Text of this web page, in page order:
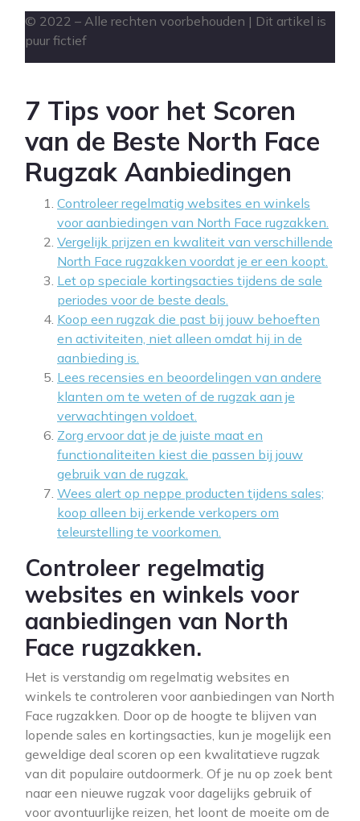
© 2022 – Alle rechten voorbehouden | Dit artikel is
puur fictief
7 Tips voor het Scoren
van de Beste North Face
Rugzak Aanbiedingen
Controleer regelmatig websites en winkels
voor aanbiedingen van North Face rugzakken.
Vergelijk prijzen en kwaliteit van verschillende
North Face rugzakken voordat je er een koopt.
Let op speciale kortingsacties tijdens de sale
periodes voor de beste deals.
Koop een rugzak die past bij jouw behoeften
en activiteiten, niet alleen omdat hij in de
aanbieding is.
Lees recensies en beoordelingen van andere
klanten om te weten of de rugzak aan je
verwachtingen voldoet.
Zorg ervoor dat je de juiste maat en
functionaliteiten kiest die passen bij jouw
gebruik van de rugzak.
Wees alert op neppe producten tijdens sales;
koop alleen bij erkende verkopers om
teleurstelling te voorkomen.
Controleer regelmatig
websites en winkels voor
aanbiedingen van North
Face rugzakken.
Het is verstandig om regelmatig websites en
winkels te controleren voor aanbiedingen van North
Face rugzakken. Door op de hoogte te blijven van
lopende sales en kortingsacties, kun je mogelijk een
geweldige deal scoren op een kwalitatieve rugzak
van dit populaire outdoormerk. Of je nu op zoek bent
naar een nieuwe rugzak voor dagelijks gebruik of
voor avontuurlijke reizen, het loont de moeite om de